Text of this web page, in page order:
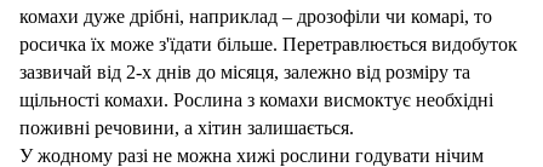
комахи дуже дрібні, наприклад – дрозофіли чи комарі, то
росичка їх може з'їдати більше. Перетравлюється видобуток
зазвичай від 2-х днів до місяця, залежно від розміру та
щільності комахи. Рослина з комахи висмоктує необхідні
поживні речовини, а хітин залишається.
У жодному разі не можна хижі рослини годувати нічим